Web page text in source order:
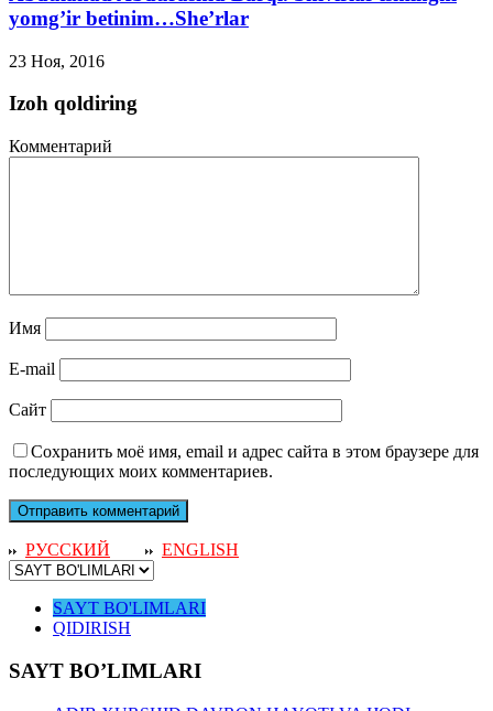
yomg’ir betinim…She’rlar
23 Ноя, 2016
Izoh qoldiring
Комментарий
Имя
E-mail
Сайт
Сохранить моё имя, email и адрес сайта в этом браузере для
последующих моих комментариев.
РУССКИЙ ENGLISH
SAYT BO'LIMLARI
QIDIRISH
SAYT BO’LIMLARI